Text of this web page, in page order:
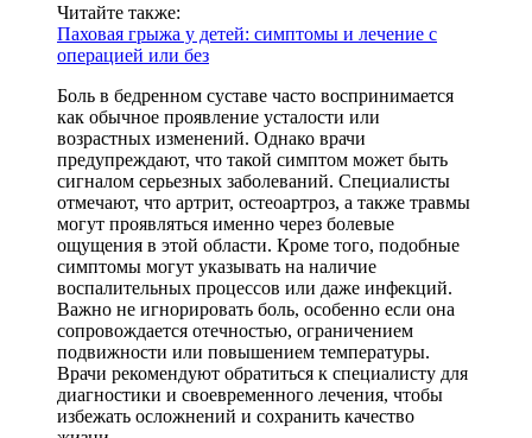
Читайте также:
Паховая грыжа у детей: симптомы и лечение с
операцией или без
Боль в бедренном суставе часто воспринимается
как обычное проявление усталости или
возрастных изменений. Однако врачи
предупреждают, что такой симптом может быть
сигналом серьезных заболеваний. Специалисты
отмечают, что артрит, остеоартроз, а также травмы
могут проявляться именно через болевые
ощущения в этой области. Кроме того, подобные
симптомы могут указывать на наличие
воспалительных процессов или даже инфекций.
Важно не игнорировать боль, особенно если она
сопровождается отечностью, ограничением
подвижности или повышением температуры.
Врачи рекомендуют обратиться к специалисту для
диагностики и своевременного лечения, чтобы
избежать осложнений и сохранить качество